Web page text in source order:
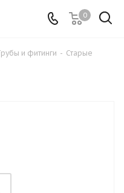
0
и фитинги - Старые